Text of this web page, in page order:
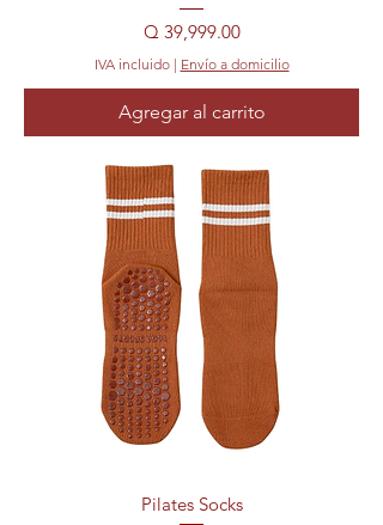
Precio
Q 39,999.00
IVA incluido| Envío a domicilio
Agregar al carrito
Pilates Socks